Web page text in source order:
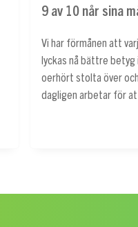
9 av 10 når sina
Vi har förmånen att
lyckas nå bättre
oerhört stolta över
dagligen arbetar för